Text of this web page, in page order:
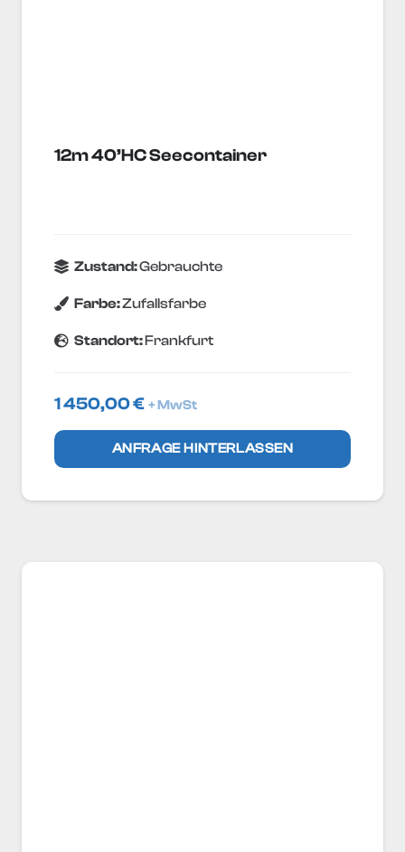
12m 40’HC Seecontainer
Zustand:Gebrauchte
Farbe:Zufallsfarbe
Standort:Frankfurt
1 450,00€ + MwSt
ANFRAGE HINTERLASSEN